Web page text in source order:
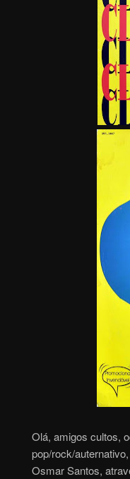
Olá, amigos cultos,
pop/rock/
Osmar Santos,